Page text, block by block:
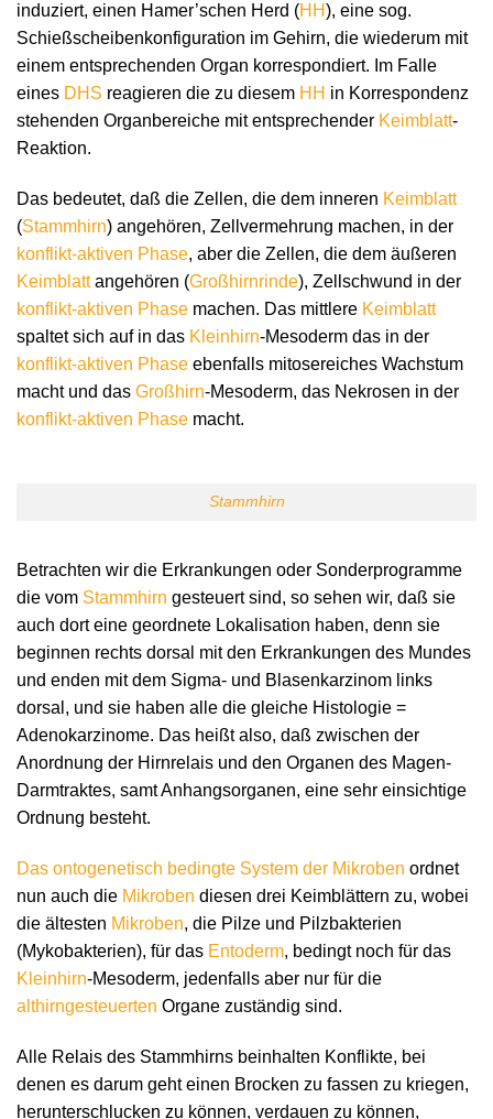
induziert, einen Hamer’schen Herd (HH), eine sog.
Schießscheibenkonfiguration im Gehirn, die wiederum mit
einem entsprechenden Organ korrespondiert. Im Falle
eines DHS reagieren die zu diesem HH in Korrespondenz
stehenden Organbereiche mit entsprechender Keimblatt-
Reaktion.
Das bedeutet, daß die Zellen, die dem inneren Keimblatt
(Stammhirn) angehören, Zellvermehrung machen, in der
konflikt-aktiven Phase, aber die Zellen, die dem äußeren
Keimblattangehören (Großhirnrinde), Zellschwund in der
konflikt-aktiven Phase machen. Das mittlere Keimblatt
spaltet sich auf in das Kleinhirn-Mesoderm das in der
konflikt-aktiven Phase ebenfalls mitosereiches Wachstum
macht und das Großhirn-Mesoderm, das Nekrosen in der
konflikt-aktiven Phase macht.
Stammhirn
Betrachten wir die Erkrankungen oder Sonderprogramme
die vom Stammhirn gesteuert sind, so sehen wir, daß sie
auch dort eine geordnete Lokalisation haben, denn sie
beginnen rechts dorsal mit den Erkrankungen des Mundes
und enden mit dem Sigma- und Blasenkarzinom links
dorsal, und sie haben alle die gleiche Histologie =
Adenokarzinome. Das heißt also, daß zwischen der
Anordnung der Hirnrelais und den Organen des Magen-
Darmtraktes, samt Anhangsorganen, eine sehr einsichtige
Ordnung besteht.
Das ontogenetisch bedingte System der Mikroben ordnet
nun auch die Mikroben diesen drei Keimblättern zu, wobei
die ältesten Mikroben, die Pilze und Pilzbakterien
(Mykobakterien), für das Entoderm, bedingt noch für das
Kleinhirn-Mesoderm, jedenfalls aber nur für die
althirngesteuerten Organe zuständig sind.
Alle Relais des Stammhirns beinhalten Konflikte, bei
denen es darum geht einen Brocken zu fassen zu kriegen,
herunterschlucken zu können, verdauen zu können,